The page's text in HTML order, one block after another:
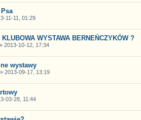
11-11, 01:29
WYSTAWA BERNEŃCZYKÓW ?
2013-10-12, 17:34
wystawy
2013-09-17, 13:19
03-28, 11:44